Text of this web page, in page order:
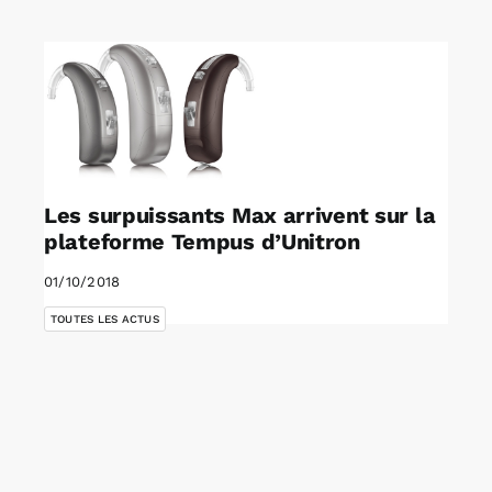
Rechercher:
Annonces emploi
Les surpuissants Max arrivent sur la
plateforme Tempus d’Unitron
01/10/2018
TOUTES LES ACTUS